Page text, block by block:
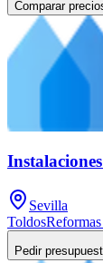
Comparar
Sevilla
Toldos
Pedir